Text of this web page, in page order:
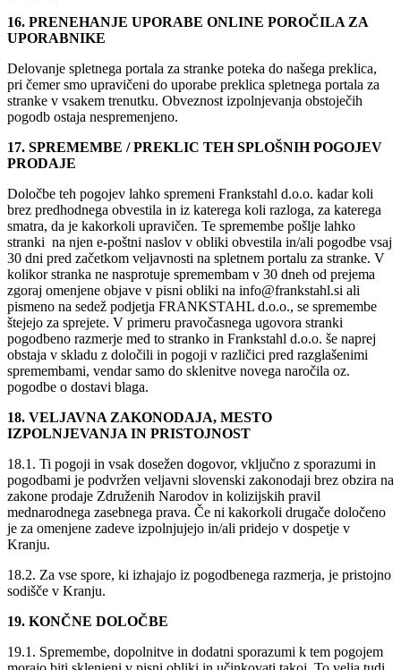
16. PRENEHANJE UPORABE ONLINE POROČILA ZA
UPORABNIKE
Delovanje spletnega portala za stranke poteka do našega preklica,
pri čemer smo upravičeni do uporabe preklica spletnega portala za
stranke v vsakem trenutku. Obveznost izpolnjevanja obstoječih
pogodb ostaja nespremenjeno.
17. SPREMEMBE / PREKLIC TEH SPLOŠNIH POGOJEV
PRODAJE
Določbe teh pogojev lahko spremeni Frankstahl d.o.o. kadar koli
brez predhodnega obvestila in iz katerega koli razloga, za katerega
smatra, da je kakorkoli upravičen. Te spremembe pošlje lahko
stranki na njen e-poštni naslov v obliki obvestila in/ali pogodbe vsaj
30 dni pred začetkom veljavnosti na spletnem portalu za stranke. V
kolikor stranka ne nasprotuje spremembam v 30 dneh od prejema
zgoraj omenjene objave v pisni obliki na info@frankstahl.si ali
pismeno na sedež podjetja FRANKSTAHL d.o.o., se spremembe
štejejo za sprejete. V primeru pravočasnega ugovora stranki
pogodbeno razmerje med to stranko in Frankstahl d.o.o. še naprej
obstaja v skladu z določili in pogoji v različici pred razglašenimi
spremembami, vendar samo do sklenitve novega naročila oz.
pogodbe o dostavi blaga.
18. VELJAVNA ZAKONODAJA, MESTO
IZPOLNJEVANJA IN PRISTOJNOST
18.1. Ti pogoji in vsak dosežen dogovor, vključno z sporazumi in
pogodbami je podvržen veljavni slovenski zakonodaji brez obzira na
zakone prodaje Združenih Narodov in kolizijskih pravil
mednarodnega zasebnega prava. Če ni kakorkoli drugače določeno
je za omenjene zadeve izpolnjujejo in/ali pridejo v dospetje v
Kranju.
18.2. Za vse spore, ki izhajajo iz pogodbenega razmerja, je pristojno
sodišče v Kranju.
19. KONČNE DOLOČBE
19.1. Spremembe, dopolnitve in dodatni sporazumi k tem pogojem